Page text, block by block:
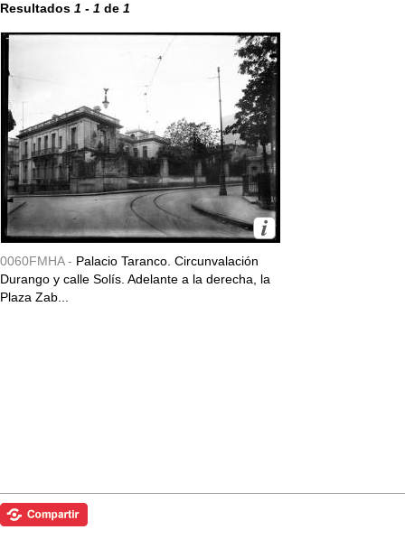
Resultados 1 - 1 de 1
0060FMHA - Palacio Taranco. Circunvalación
Durango y calle Solís. Adelante a la derecha, la
Plaza Zab...